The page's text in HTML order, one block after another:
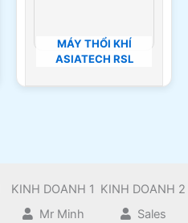
MÁY THỔI KHÍ
ASIATECH RSL
KINH DOANH 1
Mr Minh
KINH DOANH 2
Sales